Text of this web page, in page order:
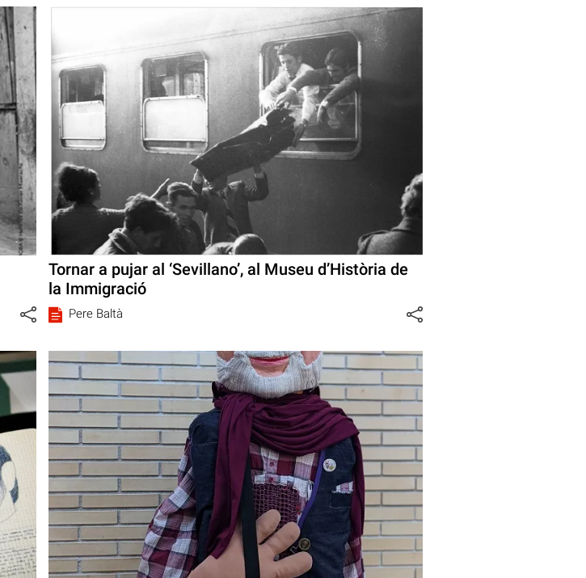
Tornar a pujar al ‘Sevillano’, al Museu d’Història de
la Immigració
Pere Baltà